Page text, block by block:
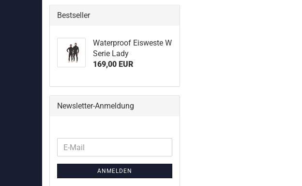
Bestseller
Waterproof Eisweste W
Serie Lady
169,00 EUR
Newsletter-Anmeldung
WEITER
ZUR
NEWSLETTER-
ANMELDUNG
E-
Mail
ANMELDEN